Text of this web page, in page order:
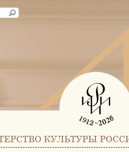
КУЛЬТУРЫ